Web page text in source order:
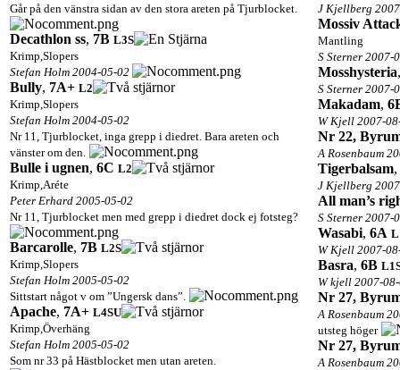
Går på den vänstra sidan av den stora areten på Tjurblocket.
Decathlon ss, 7B L3S
Krimp,Slopers
Stefan Holm 2004-05-02
Bully, 7A+ L2
Krimp,Slopers
Stefan Holm 2004-05-02
Nr 11, Tjurblocket, inga grepp i diedret. Bara areten och
vänster om den.
Bulle i ugnen, 6C L2
Krimp,Aréte
Peter Erhard 2005-05-02
Nr 11, Tjurblocket men med grepp i diedret dock ej fotsteg?
Barcarolle, 7B L2S
Krimp,Slopers
Stefan Holm 2005-05-02
Sittstart något v om ”Ungersk dans”.
Apache, 7A+ L4SU
Krimp,Överhäng
Stefan Holm 2005-05-02
Som nr 33 på Hästblocket men utan areten.
J Kjellberg
Mossiv
Mantling
S Sterner 2007-
Mosshysteria
S Sterner 2007-
Makadam,
W Kjell 2007-
Nr 22,
A Rosenbaum
Tigerbalsam,
J Kjellberg
All man’s
S Sterner 2007-
Wasabi, 6A
W Kjell 2007-
Basra, 6B L1
W kjell 2007-
Nr 27,
A Rosenbaum
utsteg höger
Nr 27,
A Rosenbaum